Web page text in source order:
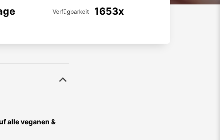
Verfügbarkeit 1653x
alle veganen &